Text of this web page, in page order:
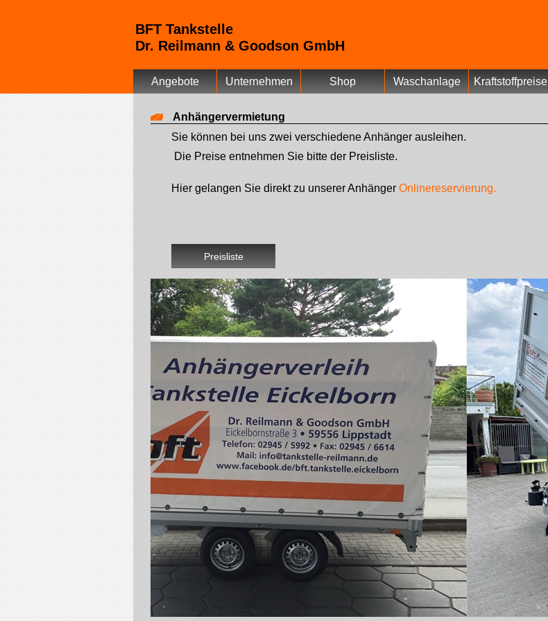
BFT Tankstelle
Dr. Reilmann & Goodson GmbH
Angebote Unternehmen Shop Waschanlage Kraftstoffpreise
Anhängervermietung
Sie können bei uns zwei verschiedene Anhänger ausleihen.
Die Preise entnehmen Sie bitte der Preisliste.
Hier gelangen Sie direkt zu unserer Anhänger Onlinereservierung.
Preisliste